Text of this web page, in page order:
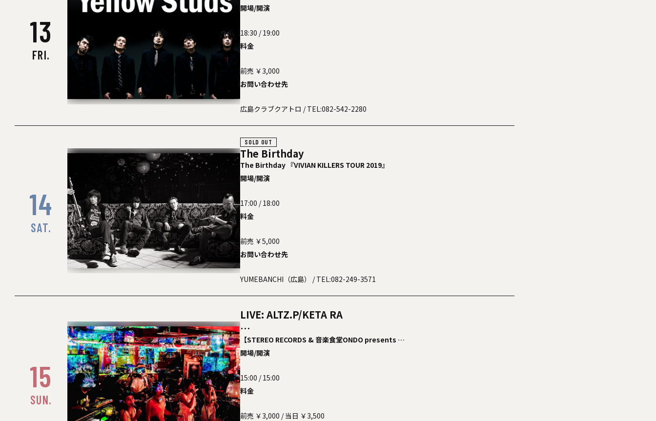
13
FRI.
開場/開演
18:30 / 19:00
料金
前売 ￥3,000
お問い合わせ先
広島クラブクアトロ / TEL:082-542-2280
14
SAT.
SOLD OUT
The Birthday
The Birthday 『VIVIAN KILLERS TOUR 2019』
開場/開演
17:00 / 18:00
料金
前売 ￥5,000
お問い合わせ先
YUMEBANCHI（広島） / TEL:082-249-3571
15
SUN.
LIVE: ALTZ.P/KETA RA
DJ: OKITO (盤処呑処FRESH,IZMICAL)
chann yuu (Tachimachi)
SATOSHI (音楽食堂ONDO / IZMICAL)
Lighting: Can Dream®
【STEREO RECORDS & 音楽食堂ONDO presents
ALTZ.P Release Party】
開場/開演
15:00 / 15:00
料金
前売 ￥3,000 / 当日 ￥3,500